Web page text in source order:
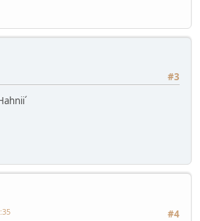
#3
#4